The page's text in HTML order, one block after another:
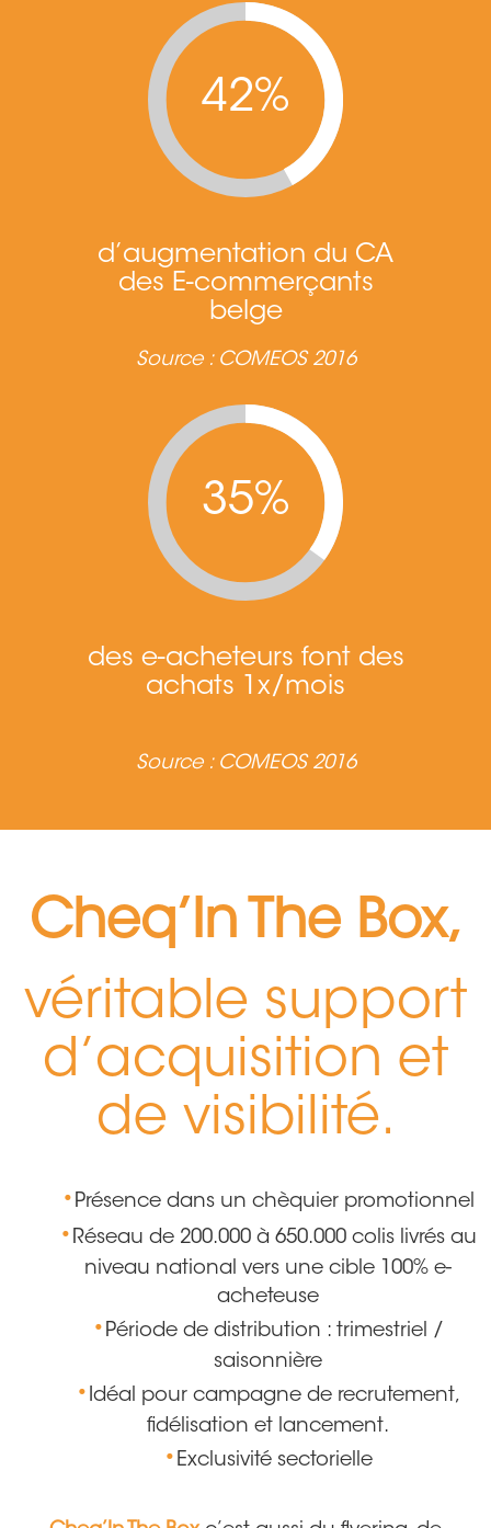
42%
d’augmentation du CA
des E-commerçants
belge
Source : COMEOS 2016
35%
des e-acheteurs font des
achats 1x/mois
Source : COMEOS 2016
Cheq’In The Box,
véritable support
d’acquisition et
de visibilité.
Présence dans un chèquier promotionnel
Réseau de 200.000 à 650.000 colis livrés au
niveau national vers une cible 100% e-
acheteuse
Période de distribution : trimestriel /
saisonnière
Idéal pour campagne de recrutement,
fidélisation et lancement.
Exclusivité sectorielle